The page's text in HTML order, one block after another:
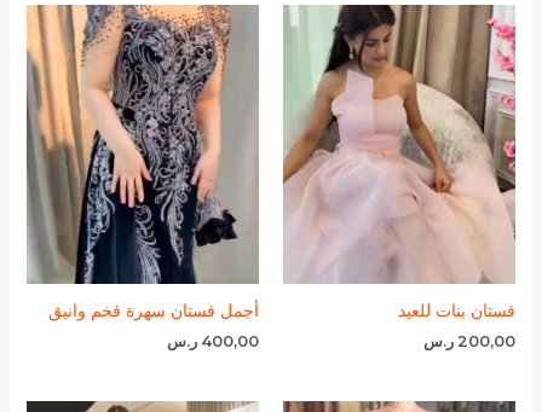
فستان بنات للعيد
200,00 ر.س
أجمل فستان سهرة فخم وانيق
400,00 ر.س